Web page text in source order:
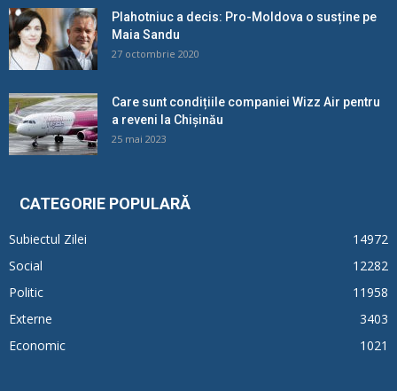
Plahotniuc a decis: Pro-Moldova o susține pe
Maia Sandu
27 octombrie 2020
Care sunt condițiile companiei Wizz Air pentru
a reveni la Chișinău
25 mai 2023
CATEGORIE POPULARĂ
Subiectul Zilei
14972
Social
12282
Politic
11958
Externe
3403
Economic
1021